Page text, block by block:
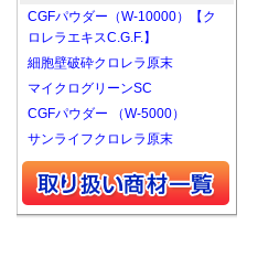
CGFパウダー（W-10000）【ク
ロレラエキスC.G.F.】
細胞壁破砕クロレラ原末
マイクログリーンSC
CGFパウダー （W-5000）
サンライフクロレラ原末